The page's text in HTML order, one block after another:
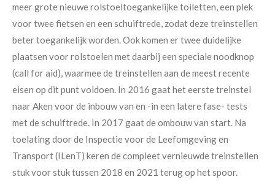
meer grote nieuwe rolstoeltoegankelijke toiletten, een plek
voor twee fietsen en een schuiftrede, zodat deze treinstellen
beter toegankelijk worden. Ook komen er twee duidelijke
plaatsen voor rolstoelen met daarbij een speciale noodknop
(call for aid), waarmee de treinstellen aan de meest recente
eisen op dit punt voldoen. In 2016 gaat het eerste treinstel
naar Aken voor de inbouw van en -in een latere fase- tests
met de schuiftrede. In 2017 gaat de ombouw van start. Na
toelating door de Inspectie voor de Leefomgeving en
Transport (ILenT) keren de compleet vernieuwde treinstellen
stuk voor stuk tussen 2018 en 2021 terug op het spoor.